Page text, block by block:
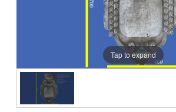
Tap to expand